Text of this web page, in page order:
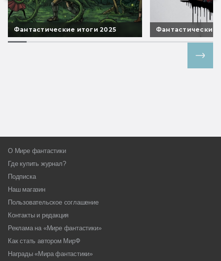
Фантастические итоги 2025 Фантастические
О Мире фантастики
Где купить журнал?
Подписка
Наш магазин
Пользовательское соглашение
Контакты и редакция
Реклама на «Мире фантастики»
Как стать автором МирФ
Награды «Мира фантастики»